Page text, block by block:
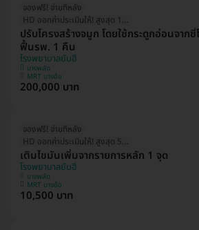
จองฟรี! จ่ายทีหลัง
HD ออกค่าประเมินให้! สูงสุด 1500 บ.
ปรับโครงสร้างจมูก โดยใช้กระดูกอ่อนจาก
ฟื้นรพ. 1 คืน
โรงพยาบาลยันฮี
บางพลัด
MRT บางอ้อ
200,000 บาท
จองฟรี! จ่ายทีหลัง
HD ออกค่าประเมินให้! สูงสุด 500 บ.
เติมไขมันเพิ่มจากรายการหลัก 1 จุด
โรงพยาบาลยันฮี
บางพลัด
MRT บางอ้อ
10,500 บาท